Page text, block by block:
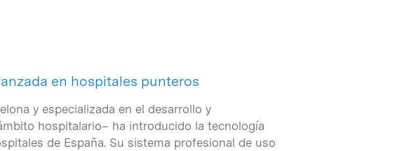
en hospitales punteros
y especializada en el desarrollo y
hospitalario– ha introducido la tecnología
de España. Su sistema profesional de uso